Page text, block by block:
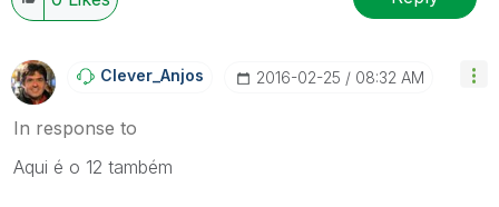
Clever_Anjos ‎2016-02-25 08:32 AM
In response to
Aqui é o 12 também